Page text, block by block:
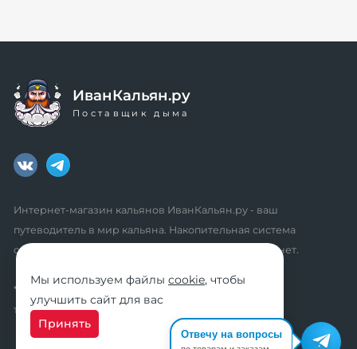
Мы используем файлы cookie, чтобы
улучшить сайт для вас
Принять
ИванКальян.ру
Поставщик дыма
Интернет-магазин кальянов ИванКальян.ру - ваш
путеводитель в мир кальяна. Накопительная система
скидок, промокоды, акции. Удобный личный кабинет.
* мы не осуществляем дистанционную продажу
табачной продукции розничным клиентам
Отвечу на вопросы